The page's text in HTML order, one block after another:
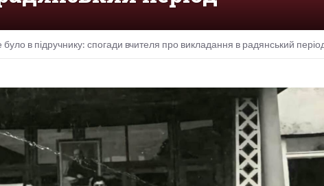
було в підручнику: спогади вчителя про викладання в радянський